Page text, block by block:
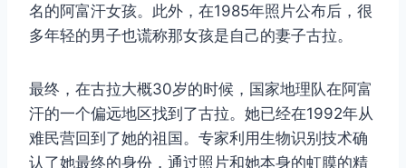
名的阿富汗女孩。此外，在1985年照片公布后，很
多年轻的男子也谎称那女孩是自己的妻子古拉。
最终，在古拉大概30岁的时候，国家地理队在阿富
汗的一个偏远地区找到了古拉。她已经在1992年从
难民营回到了她的祖国。专家利用生物识别技术确
认了她最终的身份，通过照片和她本身的虹膜的精